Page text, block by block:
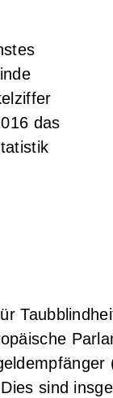
das
sind